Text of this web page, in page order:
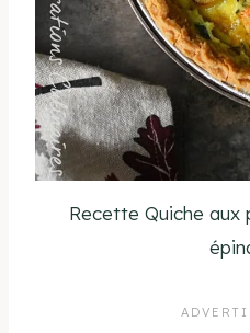
Recette Quiche aux